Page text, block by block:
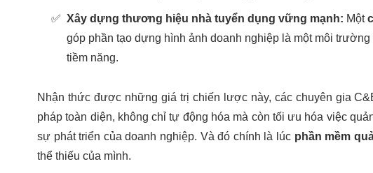
✅ Xây dựng thương hiệu nhà tuyển dụng vững mạnh: Một
góp phần tạo dựng hình ảnh doanh nghiệp là một môi
tiềm năng.
Nhận thức được những giá trị chiến lược này, các chuyên gia
pháp toàn diện, không chỉ tự động hóa mà còn tối ưu hóa việc
sự phát triển của doanh nghiệp. Và đó chính là lúc phần mềm
thể thiếu của mình.